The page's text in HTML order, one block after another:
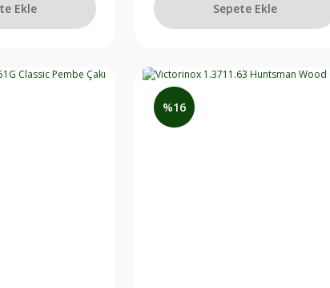
Ekle Sepete Ekle
%16